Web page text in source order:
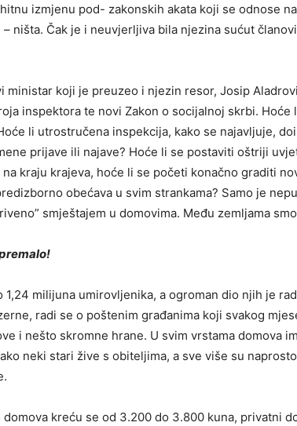
izmjenu pod- zakonskih akata koji se odnose
ništa. Čak je i neuvjerljiva bila njezina sućut
ministar koji je preuzeo i njezin resor, Josip
inspektora te novi Zakon o socijalnoj skrbi. Hoće
li utrostručena inspekcija, kako se najavljuje,
prijave ili najave? Hoće li se postaviti oštriji
na kraju krajeva, hoće li se početi konačno graditi
obećava u svim strankama? Samo je
smještajem u domovima. Među zemljama
1,24 milijuna umirovljenika, a ogro­man dio njih je
radi se o poštenim građanima koji svakog
i nešto skromne hrane. U svim vrstama domova
neki stari žive s obiteljima, a sve više su
kreću se od 3.200 do 3.800 kuna, privatni